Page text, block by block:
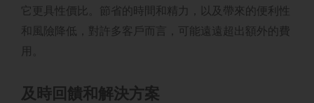
它更具性價比。節省的時間和精力，以及帶來的便利性
和風險降低，對許多客戶而言，可能遠遠超出額外的費
用。
及時回饋和解決方案